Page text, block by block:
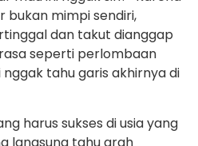
bukan mimpi sendiri,
dan takut dianggap
seperti perlombaan
tahu garis akhirnya di
harus sukses di usia yang
langsung tahu arah